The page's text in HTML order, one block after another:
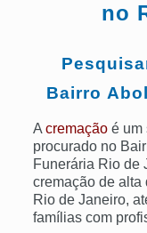
no
Bairro
A cremaçãoé um
procurado no
Funerária Rio de
cremação de
Rio de Janeiro,
famílias com